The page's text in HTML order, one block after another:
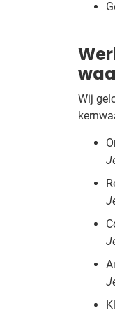
Wij